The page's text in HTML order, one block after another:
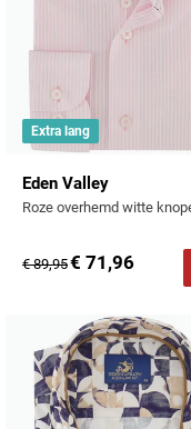
Eden Valley
€ 89,95€ 71,96
Extra lang